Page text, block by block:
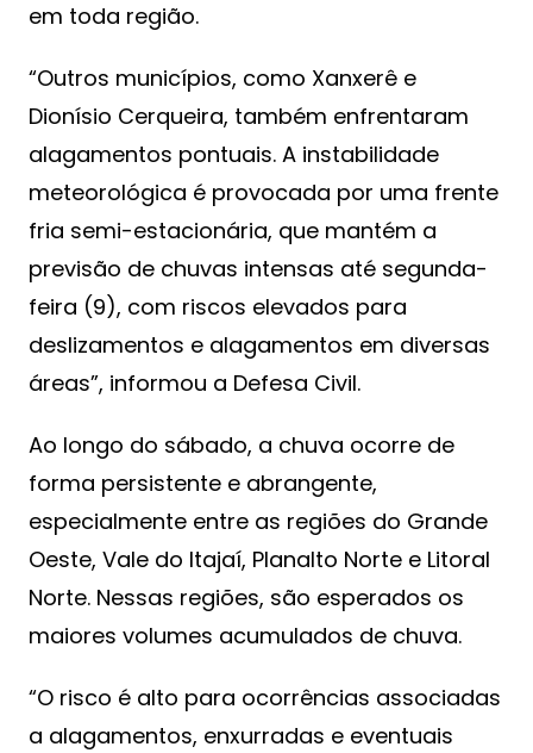
em toda região.
“Outros municípios, como Xanxerê e
Dionísio Cerqueira, também enfrentaram
alagamentos pontuais. A instabilidade
meteorológica é provocada por uma frente
fria semi-estacionária, que mantém a
previsão de chuvas intensas até segunda-
feira (9), com riscos elevados para
deslizamentos e alagamentos em diversas
áreas”, informou a Defesa Civil.
Ao longo do sábado, a chuva ocorre de
forma persistente e abrangente,
especialmente entre as regiões do Grande
Oeste, Vale do Itajaí, Planalto Norte e Litoral
Norte. Nessas regiões, são esperados os
maiores volumes acumulados de chuva.
“O risco é alto para ocorrências associadas
a alagamentos, enxurradas e eventuais